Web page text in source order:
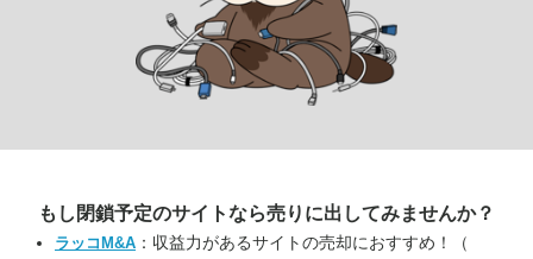
もし閉鎖予定のサイトなら売りに出してみませんか？
ラッコM&A ：収益力があるサイトの売却におすすめ！（